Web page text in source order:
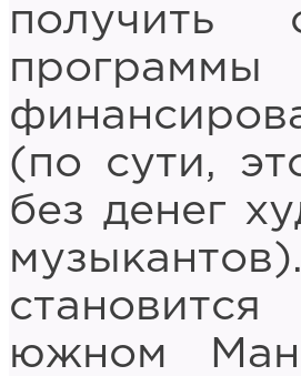
получить
(по сути,
без денег
южном